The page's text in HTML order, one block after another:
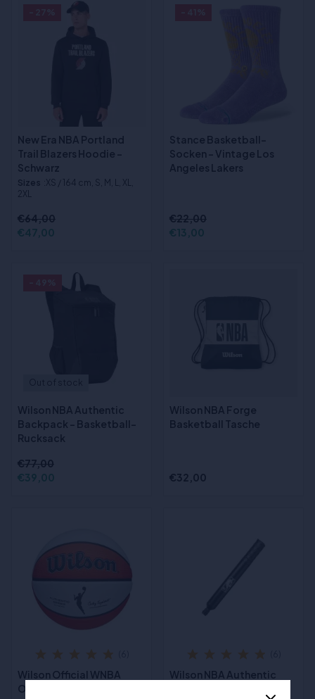
New Era NBA Portland
Trail Blazers Hoodie -
Schwarz
Sizes :XS / 164 cm, S, M, L, XL,
2XL
€64,00
€47,00
Stance Basketball-
Socken – Vintage Los
Angeles Lakers
€22,00
€13,00
Wilson NBA Authentic
Backpack - Basketball-
Rucksack
€77,00
€39,00
Wilson NBA Forge
Basketball Tasche
€32,00
Wilson Official WNBA
Outdoor Basketball
Wilson NBA Authentic